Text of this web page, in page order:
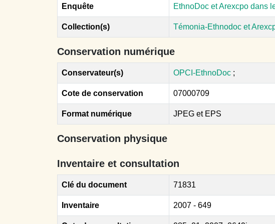
Enquête EthnoDoc et Arexcpo dans
Collection(s) Témonia-Ethnodoc et
Conservation numérique
Conservateur(s) OPCI-EthnoDoc ;
Cote de conservation 07000709
Format numérique JPEG et EPS
Conservation physique
Inventaire et consultation
Clé du document 71831
Inventaire 2007 - 649